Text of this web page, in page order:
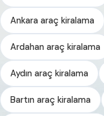
Ankara araç kiralama
Ardahan araç kiralama
Aydın araç kiralama
Bartın araç kiralama